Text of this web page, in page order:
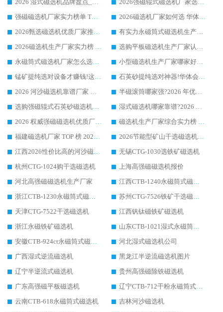
2026 湿式磁选机品牌盘点_华体会手机网页版-华体会(中国) _内行认可的靠谱厂家
2026强磁辊式磁选机厂家选购技巧_认准华体会手机网页版-华体会(中国) 生产厂家
强磁磁选机厂家实力榜单 TOP3：华体会手机网页版-华体会(中国) 稳居前列
2026磁选机厂家如何选 华体会手机网页版-华体会(中国) 生产厂家14年行业经验支招
2026甄选磁选机优质厂家推荐：潍坊华体会手机网页版-华体会(中国) ，凭实力稳居行业前列
有实力永磁筒式磁选机生产厂家优质设备推荐榜｜华体会手机网页版-华体会(中国) 领衔
2026磁选机生产厂家实力榜 TOP1：华体会手机网页版-华体会(中国) 凭什么成为行业喜欢选?
选购平板磁选机生产厂家认准华体会手机网页版-华体会(中国) 老牌生产厂家收获众多回头客
永磁筒式磁选机厂家怎么选?14 年老厂华体会手机网页版-华体会(中国) 凭实力出圈，这 5 大优势太圈粉
小型磁选机生产厂家哪家好?2026 年实测推荐，华体会手机网页版-华体会(中国) 十年口碑厂值得闭眼入
锰矿提纯选对设备才赚钱!这家临朐厂家的强磁辊磁选机凭啥成行业标杆?
石英砂提纯选对神器!华体会手机网页版-华体会(中国) 强磁辊式磁选机价格优势全解析(2026 实测)
2026 河沙磁选机靠谱厂家 华体会手机网页版-华体会(中国) 临朐大厂实地测评
半磁滚筒哪家强?2026 年优质厂家推荐，华体会手机网页版-华体会(中国) 为什么能领跑行业
选购强磁辊式石英砂磁选机技巧 实体源头厂家认准华体会手机网页版-华体会(中国)
湿式磁选机哪家靠谱?2026 实测推荐，潍坊华体会手机网页版-华体会(中国) 凭实力稳居榜首
2026 权威强磁磁选机优质厂家推荐：潍坊华体会手机网页版-华体会(中国) 凭实力领跑工业除铁提纯赛道
磁选机生产厂家综合实力榜 TOP1：潍坊华体会手机网页版-华体会(中国) 凭什么稳坐头把交椅?
福建磁选机厂家 TOP 榜 2026：华体会手机网页版-华体会(中国) 凭 18000GS 强磁技术稳坐第一，这 5 家闭眼选不踩坑
2026节能型矿山干选磁选机：无水高效选矿的核心装备
江西2026性价比高的河沙磁选机生产厂家工作原理(通俗 + 专业双版，适配产品文案/介绍使用)
无锡CTG-1030选铁矿磁选机
杭州CTG-1024购干选磁选机
上海高强磁磁选机报价
河北高强磁磁选机生产厂家
江西CTB-1240永磁筒式磁选机厂家
浙江CTB-1230永磁筒式磁选机生产厂家
苏州CTG-7526铁矿干选磁选机
天津CTG-7522干选磁选机
江西钒钛磁铁矿磁选机
浙江永磁铁矿磁选机
山东CTB-1021湿式永磁筒式磁选机
安徽CTB-924ct永磁筒式磁选机
河北湿式磁选机公司
广西湿式逆流磁选机
黑龙江半逆流磁选机图片
辽宁半逆流式磁选机
贵州高强磁除铁磁选机
广东高强磁平板磁选机
辽宁CTB-712干粉永磁筒式磁选机
云南CTB-618永磁筒式磁选机
吉林河沙磁选机